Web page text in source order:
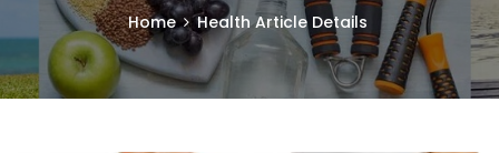
Home Health Article Details